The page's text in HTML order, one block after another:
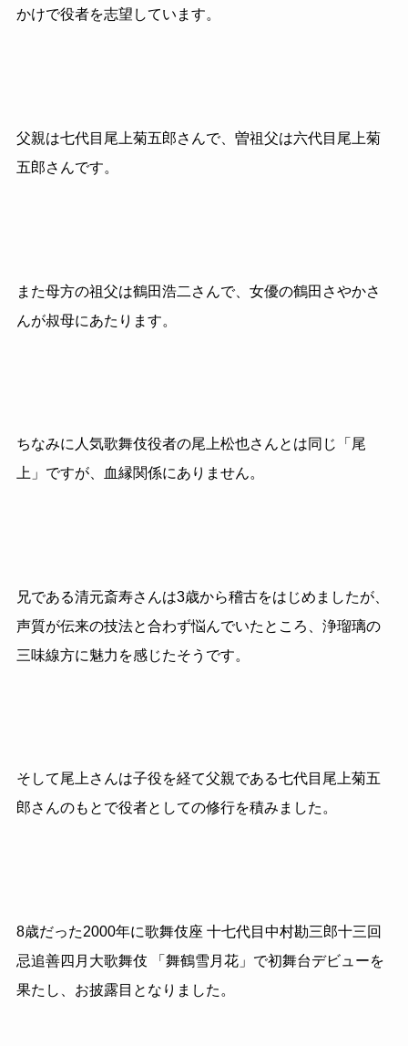
かけで役者を志望しています。
父親は七代目尾上菊五郎さんで、曽祖父は六代目尾上菊
五郎さんです。
また母方の祖父は鶴田浩二さんで、女優の鶴田さやかさ
んが叔母にあたります。
ちなみに人気歌舞伎役者の尾上松也さんとは同じ「尾
上」ですが、血縁関係にありません。
兄である清元斎寿さんは3歳から稽古をはじめましたが、
声質が伝来の技法と合わず悩んでいたところ、浄瑠璃の
三味線方に魅力を感じたそうです。
そして尾上さんは子役を経て父親である七代目尾上菊五
郎さんのもとで役者としての修行を積みました。
8歳だった2000年に歌舞伎座 十七代目中村勘三郎十三回
忌追善四月大歌舞伎 「舞鶴雪月花」で初舞台デビューを
果たし、お披露目となりました。